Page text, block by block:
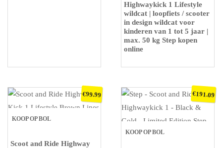
Highwaykick 1 Lifestyle
wildcat | loopfiets / scooter
in design wildcat voor
kinderen van 1 tot 5 jaar |
max. 50 kg Step kopen
online
KOOP OP BOL
Scoot and Ride Highway
€99.99
KOOP OP BOL
€191.09